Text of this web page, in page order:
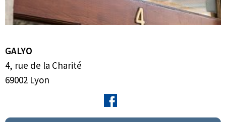
GALYO
4, rue de la Charité
69002 Lyon